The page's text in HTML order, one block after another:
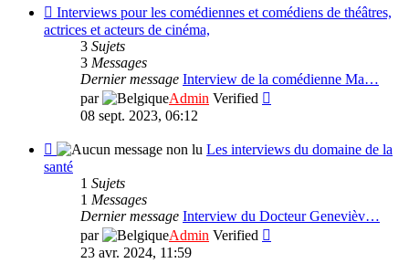
Flux
-
Interviews
comédiennes
comédiens
de
théâtres,
actrices
acteurs
cinéma,
Interviews pour les comédiennes et comédiens de théâtres,
actrices et acteurs de cinéma,
3 Sujets
3 Messages
Dernier message Interview de la comédienne Ma…
par
Admin Verified
message
08 sept. 2023, 06:12
Flux
-
Les
interviews
Les interviews du domaine de la
santé
1 Sujets
1 Messages
Dernier message Interview du Docteur Genevièv…
par
Admin Verified
23 avr. 2024, 11:59